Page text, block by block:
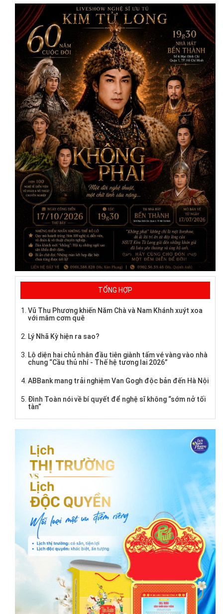
TỔNG HỢP
Vũ Thu Phương khiến Năm Chà và Nam Khánh xuýt xoa
với mâm cơm quê
Lý Nhã Kỳ hiện ra sao?
Lộ diện hai chủ nhân đầu tiên giành tấm vé vàng vào nhà
chung “Cầu thủ nhí - Thế hệ tương lai 2026”
ABBank mang trải nghiệm Van Gogh độc bản đến Hà Nội
Đình Toàn nói về bí quyết để nghệ sĩ không “sớm nở tối
tàn”